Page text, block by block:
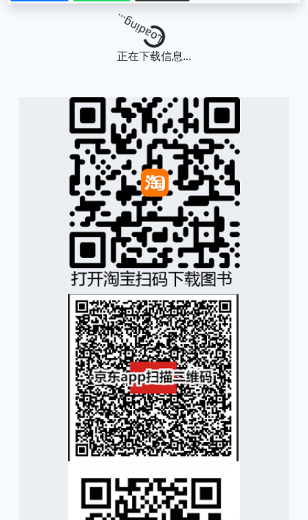
Loading...
正在下载信息...